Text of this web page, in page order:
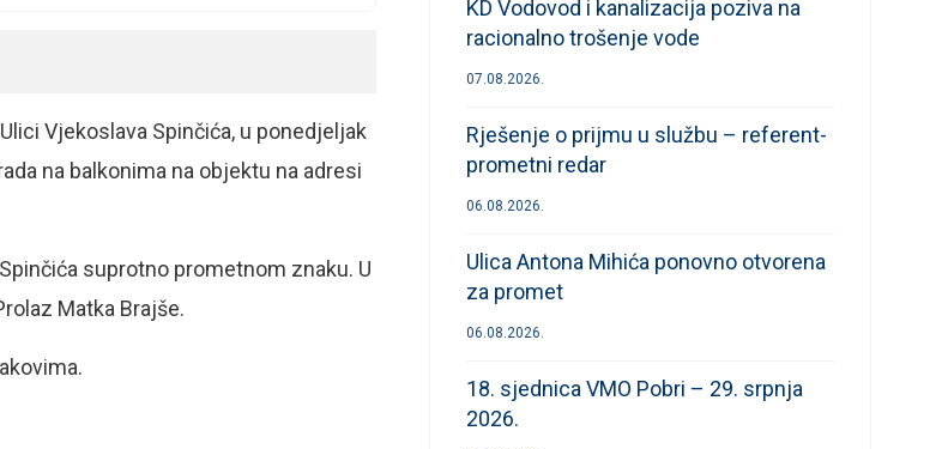
Vjekoslava Spinčića, u ponedjeljak
na balkonima na objektu na adresi
suprotno prometnom znaku. U
Matka Brajše.
KD Vodovod i kanalizacija poziva na
racionalno trošenje vode
07.08.2026.
Rješenje o prijmu u službu – referent-
prometni redar
06.08.2026.
Ulica Antona Mihića ponovno otvorena
za promet
06.08.2026.
18. sjednica VMO Pobri – 29. srpnja
2026.